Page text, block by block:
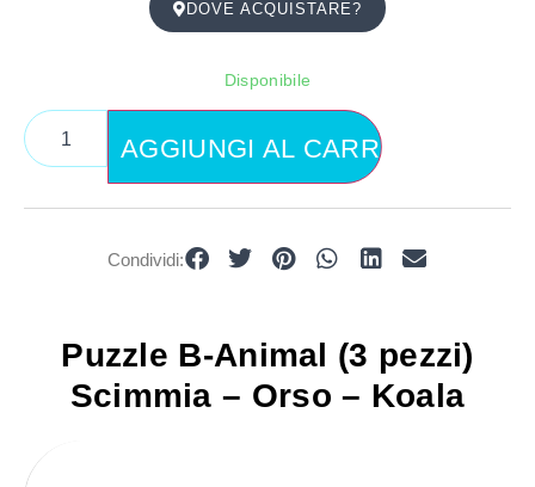
Puzzle B-Animal (3 pezzi)
Scimmia – Orso – Koala
DOVE ACQUISTARE?
Disponibile
AGGIUNGI AL CARRELLO
Condividi: